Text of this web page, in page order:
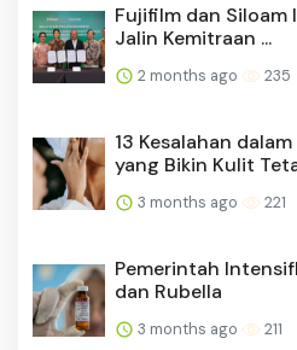
Fujifilm dan
Jalin Kemitraan ...
2 months ago 235
13 Kesalahan
yang Bikin Kulit
3 months ago 221
Pemerintah
dan Rubella
3 months ago 211